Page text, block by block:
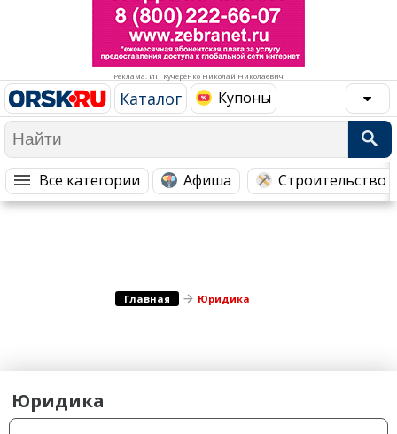
Реклама. ИП Кучеренко Николай Николаевич
Каталог Купоны
Все категории Афиша Строительство
Спорт Фитнес
Недвижимость
Красота Косметология
Медицина Здоровье
Гостиницы
Социальные организации
Это интересно
Администрация
Промышленность
Городское хозяйство
Главная Юридика
Юридика